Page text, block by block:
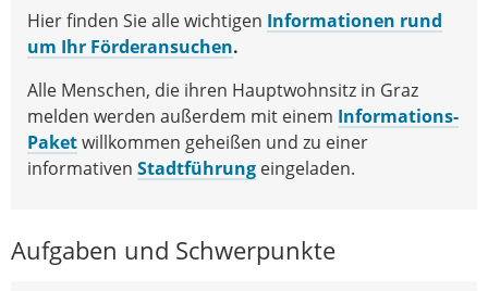
Hier finden Sie alle wichtigen Informationen rund
um Ihr Förderansuchen.
Alle Menschen, die ihren Hauptwohnsitz in Graz
melden werden außerdem mit einem Informations-
Paketwillkommen geheißen und zu einer
informativen Stadtführung eingeladen.
Aufgaben und Schwerpunkte